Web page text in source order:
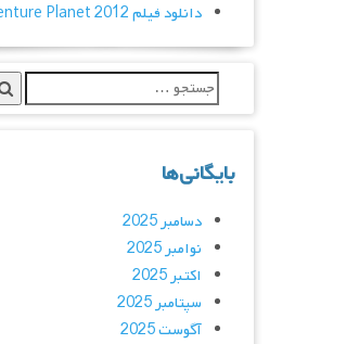
دانلود فیلم Adventure Planet 2012
بایگانی‌ها
دسامبر 2025
نوامبر 2025
اکتبر 2025
سپتامبر 2025
آگوست 2025